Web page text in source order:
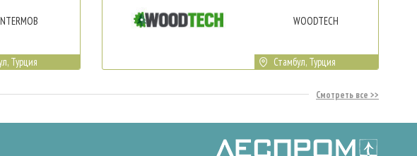
Турция
WOODTECH
Стамбул, Турция
Смотреть все